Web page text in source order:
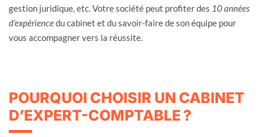
gestion juridique, etc. Votre société peut profiter des 10 années
d’expériencedu cabinet et du savoir-faire de son équipe pour
vous accompagner vers la réussite.
POURQUOI CHOISIR UN CABINET
D’EXPERT-COMPTABLE ?